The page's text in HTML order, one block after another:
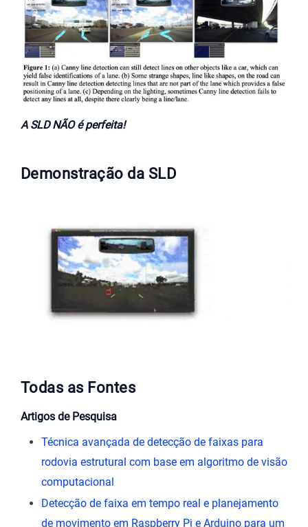
A SLD NÃO é perfeita!
Demonstração da SLD
Todas as Fontes
Artigos de Pesquisa
Técnica avançada de detecção de faixas para
rodovia estrutural com base em algoritmo de visão
computacional
Detecção de faixa em tempo real e planejamento
de movimento em Raspberry Pi e Arduino para um